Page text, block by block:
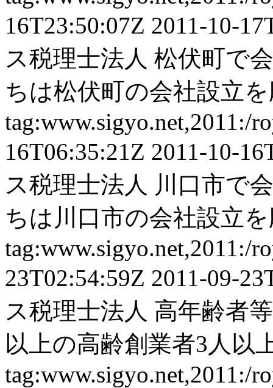
16T23:50:07Z 2011-10-
ス税理士法人 松伏町で
ちは松伏町の会社設立
tag:www.sigyo.net,2011:/
16T06:35:21Z 2011-10-
ス税理士法人 川口市で
ちは川口市の会社設立
tag:www.sigyo.net,2011:/
23T02:54:59Z 2011-09-
ス税理士法人 高年齢者
以上の高齢創業者3人以
tag:www.sigyo.net,2011:/